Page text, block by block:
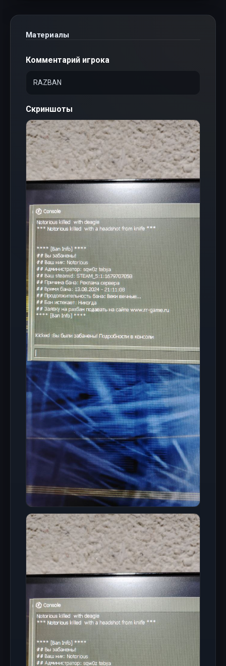
Материалы
Комментарий игрока
RAZBAN
Скриншоты